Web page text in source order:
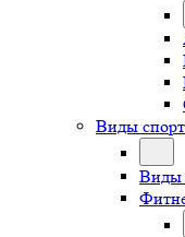
Виды
Виды